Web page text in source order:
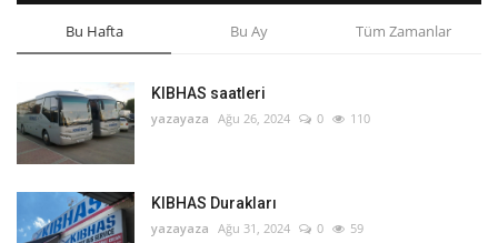
Bu Hafta Bu Ay Tüm Zamanlar
KIBHAS saatleri
yazayaza Ağu 26, 2024 0 110
KIBHAS Durakları
yazayaza Ağu 31, 2024 0 59